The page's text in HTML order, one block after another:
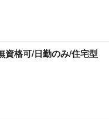
資格可/日勤のみ/住宅型